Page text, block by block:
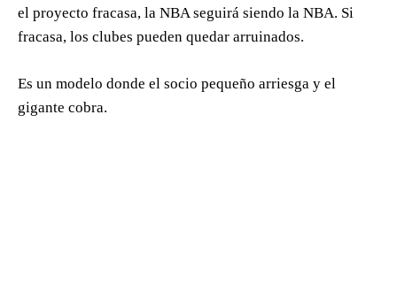
el proyecto fracasa, la NBA seguirá siendo la NBA. Si
fracasa, los clubes pueden quedar arruinados.
Es un modelo donde el socio pequeño arriesga y el
gigante cobra.